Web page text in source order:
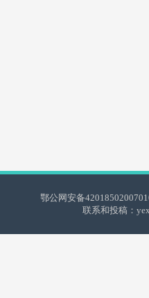
鄂公网安备
联系和投稿：